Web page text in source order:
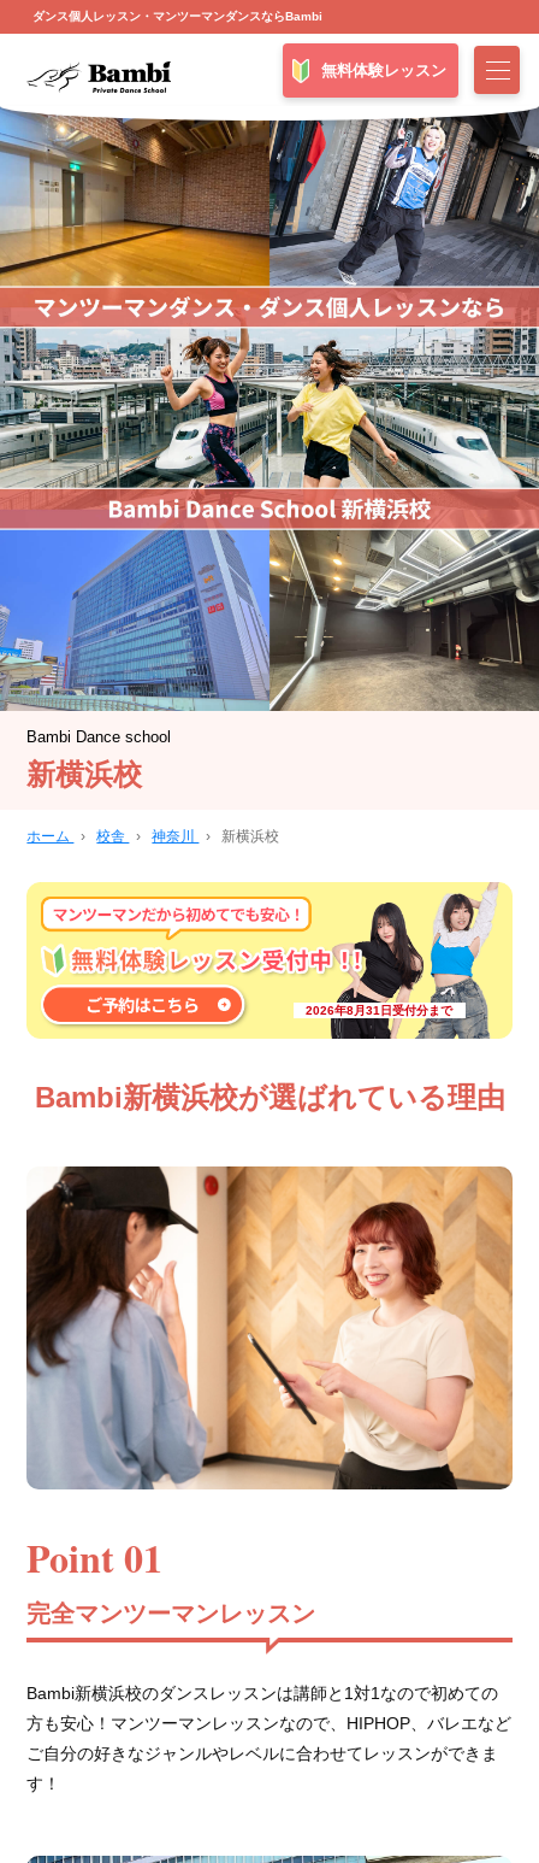
ダンス個人レッスン・マンツーマンダンスならBambi
無料体験レッスン
Bambi Dance school
新横浜校
ホーム › 校舎 › 神奈川 › 新横浜校
2026年8月31日受付分まで
Bambi新横浜校が選ばれている理由
Point 01
完全マンツーマンレッスン
Bambi新横浜校のダンスレッスンは講師と1対1なので初めての
方も安心！マンツーマンレッスンなので、HIPHOP、バレエなど
ご自分の好きなジャンルやレベルに合わせてレッスンができま
す！